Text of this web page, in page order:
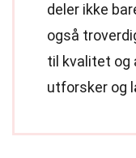
deler ikke
også
til kvalitet og
utforsker og